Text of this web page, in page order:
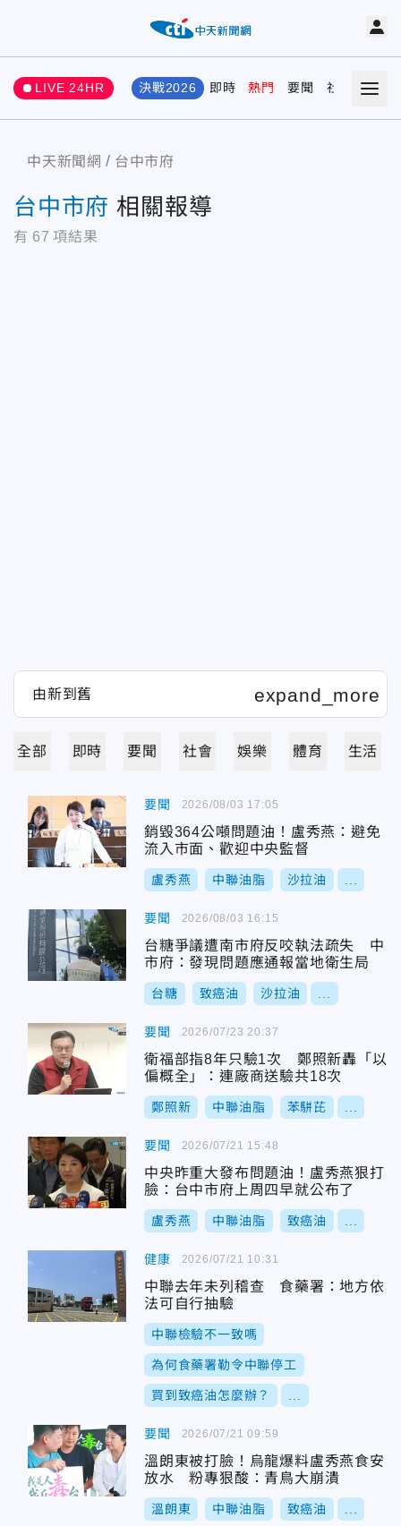
LIVE 24HR 決戰2026 即時 熱門 要聞 社會 娛樂
中天新聞網 台中市府
台中市府 相關報導
有 67 項結果
全部 即時 要聞 社會 娛樂 體育 生活
要聞
銷毀364公噸問題油！盧秀燕：避免
流入市面、歡迎中央監督
盧秀燕 中聯油脂 沙拉油
2026/08/03 17:05
要聞
台糖爭議遭南市府反咬執法疏失 中
市府：發現問題應通報當地衛生局
台糖 致癌油 沙拉油
2026/08/03 16:15
要聞
衛福部指8年只驗1次 鄭照新轟「以
偏概全」：連廠商送驗共18次
鄭照新 中聯油脂 苯駢芘
2026/07/23 20:37
要聞
中央昨重大發布問題油！盧秀燕狠打
臉：台中市府上周四早就公布了
盧秀燕 中聯油脂 致癌油
2026/07/21 15:48
健康
中聯去年未列稽查 食藥署：地方依
法可自行抽驗
中聯檢驗不一致嗎
為何食藥署勒令中聯停工
買到致癌油怎麼辦？
2026/07/21 10:31
要聞
溫朗東被打臉！烏龍爆料盧秀燕食安
放水 粉專狠酸：青鳥大崩潰
溫朗東 中聯油脂 致癌油
2026/07/21 09:59